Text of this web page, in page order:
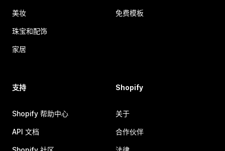
美妆
珠宝和配饰
家居
免费模板
支持
Shopify 帮助中心
API 文档
Shopify
关于
合作伙伴